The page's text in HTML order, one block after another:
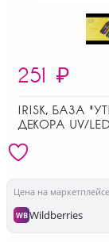
251 ₽
IRISK, БАЗА
ДЕКОРА UV/
Цена на маркетплейсе
WBWildberries